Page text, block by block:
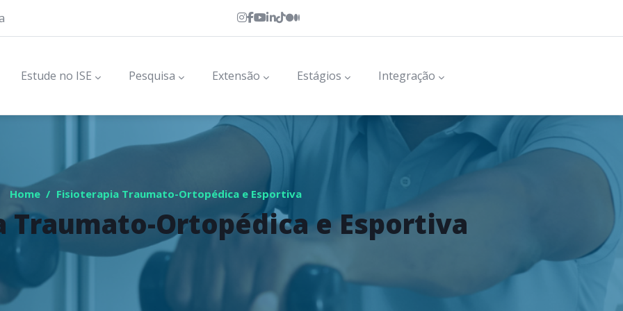
Estude no ISE Pesquisa Extensão Estágios Integração
Home / Fisioterapia Traumato-Ortopédica e Esportiva
Traumato-Ortopédica e Esportiva